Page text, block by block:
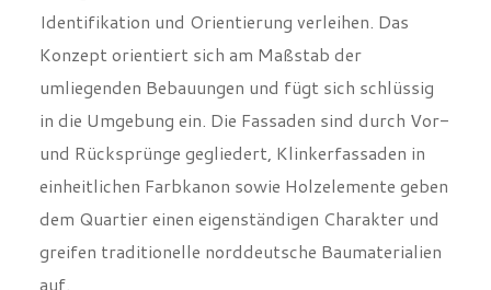
Konzept orientiert sich am Maßstab der
umliegenden Bebauungen und fügt sich schlüssig
in die Umgebung ein. Die Fassaden sind durch Vor-
und Rücksprünge gegliedert, Klinkerfassaden in
einheitlichen Farbkanon sowie Holzelemente geben
dem Quartier einen eigenständigen Charakter und
greifen traditionelle norddeutsche Baumaterialien
auf.